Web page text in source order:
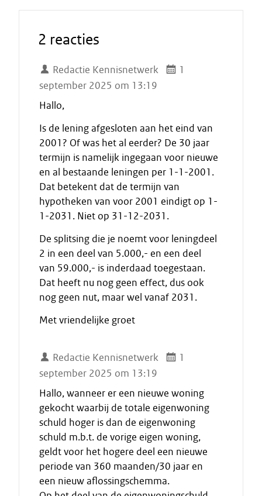
2 reacties
Redactie Kennisnetwerk
1
september 2025 om 13:19
Hallo,
Is de lening afgesloten aan het eind van
2001? Of was het al eerder? De 30 jaar
termijn is namelijk ingegaan voor nieuwe
en al bestaande leningen per 1-1-2001.
Dat betekent dat de termijn van
hypotheken van voor 2001 eindigt op 1-
1-2031. Niet op 31-12-2031.
De splitsing die je noemt voor leningdeel
2 in een deel van 5.000,- en een deel
van 59.000,- is inderdaad toegestaan.
Dat heeft nu nog geen effect, dus ook
nog geen nut, maar wel vanaf 2031.
Met vriendelijke groet
Redactie Kennisnetwerk
1
september 2025 om 13:19
Hallo, wanneer er een nieuwe woning
gekocht waarbij de totale eigenwoning
schuld hoger is dan de eigenwoning
schuld m.b.t. de vorige eigen woning,
geldt voor het hogere deel een nieuwe
periode van 360 maanden/30 jaar en
een nieuw aflossingschemma.